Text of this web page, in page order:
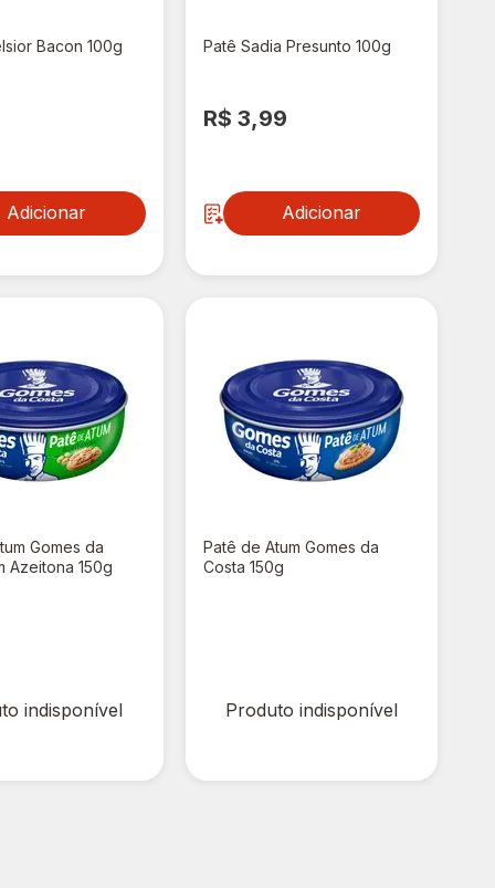
Bacon 100g
Adicionar
Patê Sadia Presunto 100g
R$ 3,99
Adicionar
Gomes da
Azeitona 150g
indisponível
Patê de Atum Gomes da
Costa 150g
Produto indisponível